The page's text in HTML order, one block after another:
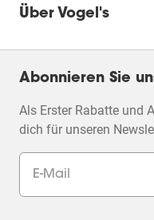
Über Vogel's
Abonnieren Sie
Als Erster Rabatte und
dich für unseren